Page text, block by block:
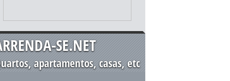
SE.NET
apartamentos, casas, etc